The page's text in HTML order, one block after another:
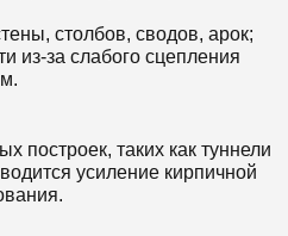
столбов, сводов, арок;
из-за слабого сцепления
построек, таких как туннели
усиление кирпичной